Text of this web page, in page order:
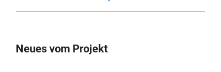
Neues vom Projekt